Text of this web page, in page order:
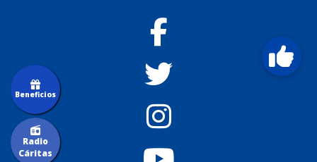
Radio
Cáritas
Beneficios